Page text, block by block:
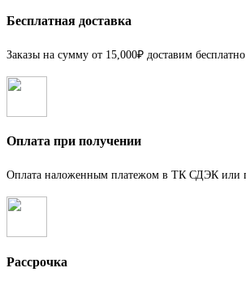
Бесплатная доставка
Заказы на сумму от 15,000₽ доставим
Оплата при получении
Оплата наложенным платежом в ТК СДЭК или
Рассрочка